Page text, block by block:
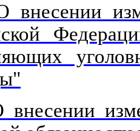
внесении
внесении